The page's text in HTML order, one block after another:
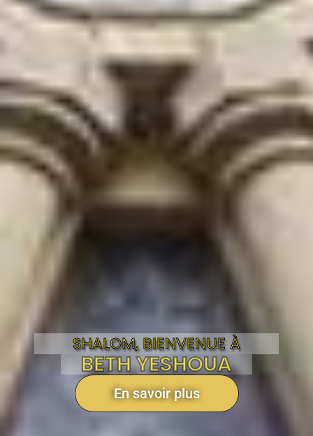
SHALOM, BIENVENUE À
BETH YESHOUA
En savoir plus